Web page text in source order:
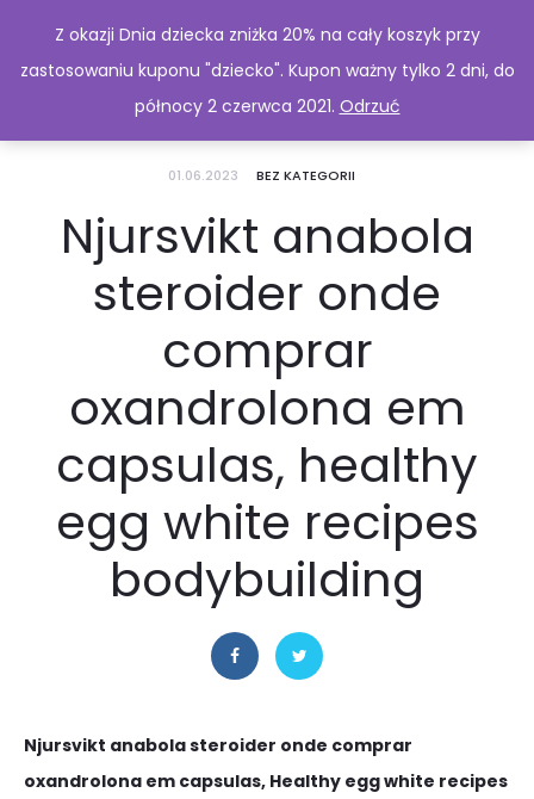
01.06.2023 BEZ KATEGORII
Njursvikt anabola
steroider onde
comprar
oxandrolona em
capsulas, healthy
egg white recipes
bodybuilding
Njursvikt anabola steroider onde comprar
oxandrolona em capsulas, Healthy egg white recipes
Z okazji Dnia dziecka zniżka 20% na cały koszyk przy
zastosowaniu kuponu "dziecko". Kupon ważny tylko 2 dni, do
północy 2 czerwca 2021. Odrzuć